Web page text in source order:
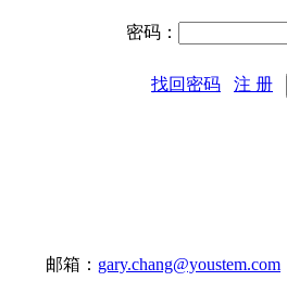
密码：
找回密码 注 册
邮箱： gary.chang@youstem.com